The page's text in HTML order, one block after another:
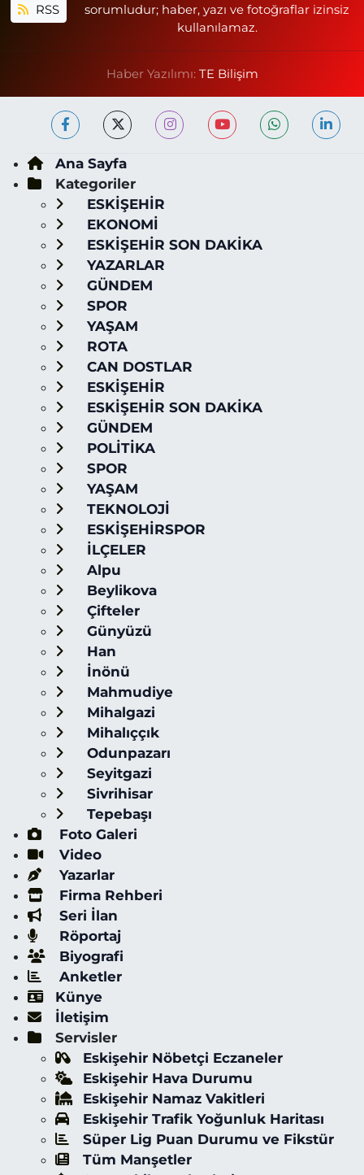
RSS
sorumludur; haber, yazı ve fotoğraflar izinsiz
kullanılamaz.
Haber Yazılımı: TE Bilişim
Ana Sayfa
Kategoriler
ESKİŞEHİR
EKONOMİ
ESKİŞEHİR SON DAKİKA
YAZARLAR
GÜNDEM
SPOR
YAŞAM
ROTA
CAN DOSTLAR
ESKİŞEHİR
ESKİŞEHİR SON DAKİKA
GÜNDEM
POLİTİKA
SPOR
YAŞAM
TEKNOLOJİ
ESKİŞEHİRSPOR
İLÇELER
Alpu
Beylikova
Çifteler
Günyüzü
Han
İnönü
Mahmudiye
Mihalgazi
Mihalıççık
Odunpazarı
Seyitgazi
Sivrihisar
Tepebaşı
Foto Galeri
Video
Yazarlar
Firma Rehberi
Seri İlan
Röportaj
Biyografi
Anketler
Künye
İletişim
Servisler
Eskişehir Nöbetçi Eczaneler
Eskişehir Hava Durumu
Eskişehir Namaz Vakitleri
Eskişehir Trafik Yoğunluk Haritası
Süper Lig Puan Durumu ve Fikstür
Tüm Manşetler